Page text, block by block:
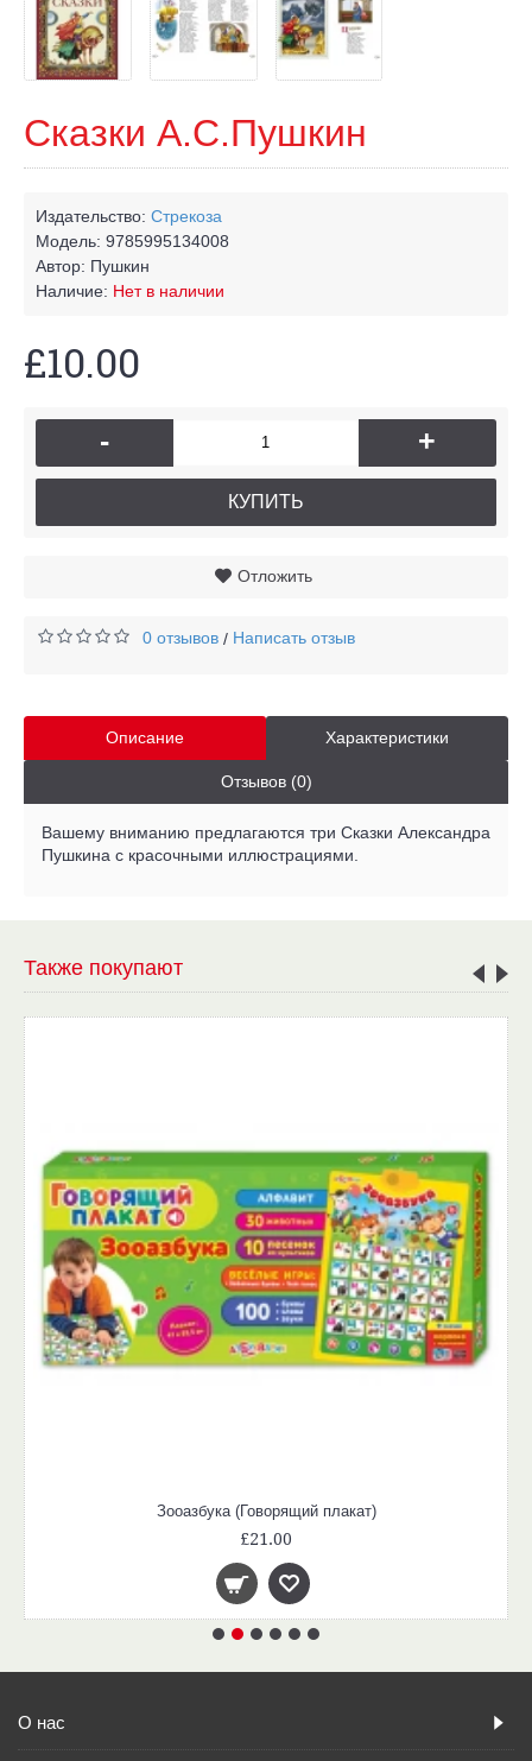
Сказки А.С.Пушкин
Издательство: Стрекоза
Модель: 9785995134008
Автор: Пушкин
Наличие: Нет в наличии
£10.00
- +
КУПИТЬ
Отложить
0 отзывов / Написать отзыв
Описание Характеристики
Отзывов (0)
Вашему вниманию предлагаются три Сказки Александра
Пушкина с красочными иллюстрациями.
Также покупают
Зооазбука (Говорящий плакат)
£21.00
О нас